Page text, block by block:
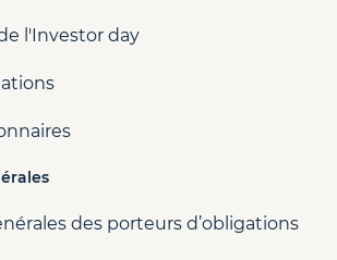
l'Investor day
des porteurs d’obligations